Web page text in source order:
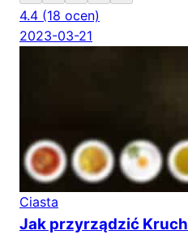
4.4 (18 ocen)
2023-03-21
Ciasta
Jak przyrządzić